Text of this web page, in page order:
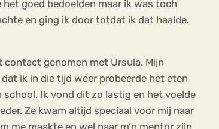
goed bedoelden maar ik was toch
en ging ik door totdat ik dat haalde.
contact genomen met Ursula. Mijn
ik in die tijd weer probeerde het eten
Ik vond dit zo lastig en het voelde
Ze kwam altijd speciaal voor mij naar